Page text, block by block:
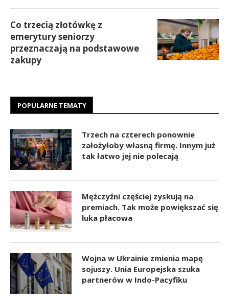
Co trzecią złotówkę z
emerytury seniorzy
przeznaczają na podstawowe
zakupy
POPULARNE TEMATY
Trzech na czterech ponownie
założyłoby własną firmę. Innym już
tak łatwo jej nie polecają
Mężczyźni częściej zyskują na
premiach. Tak może powiększać się
luka płacowa
Wojna w Ukrainie zmienia mapę
sojuszy. Unia Europejska szuka
partnerów w Indo-Pacyfiku